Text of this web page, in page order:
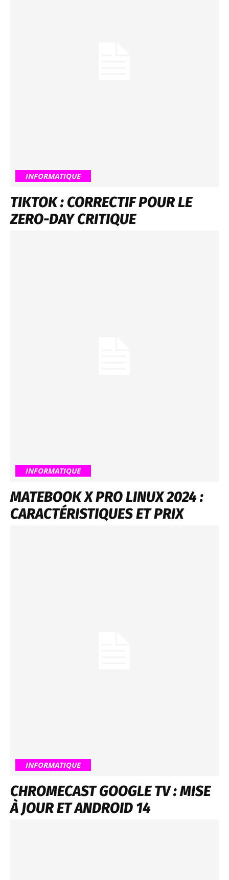
INFORMATIQUE
TIKTOK : CORRECTIF POUR LE
ZERO-DAY CRITIQUE
INFORMATIQUE
MATEBOOK X PRO LINUX 2024 :
CARACTÉRISTIQUES ET PRIX
INFORMATIQUE
CHROMECAST GOOGLE TV : MISE
À JOUR ET ANDROID 14